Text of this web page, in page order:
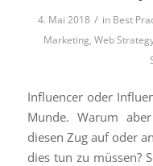
4. Mai 2018 / in Best
Marketing, Web
Influencer oder
Munde. Warum
diesen Zug auf oder
dies tun zu müssen?